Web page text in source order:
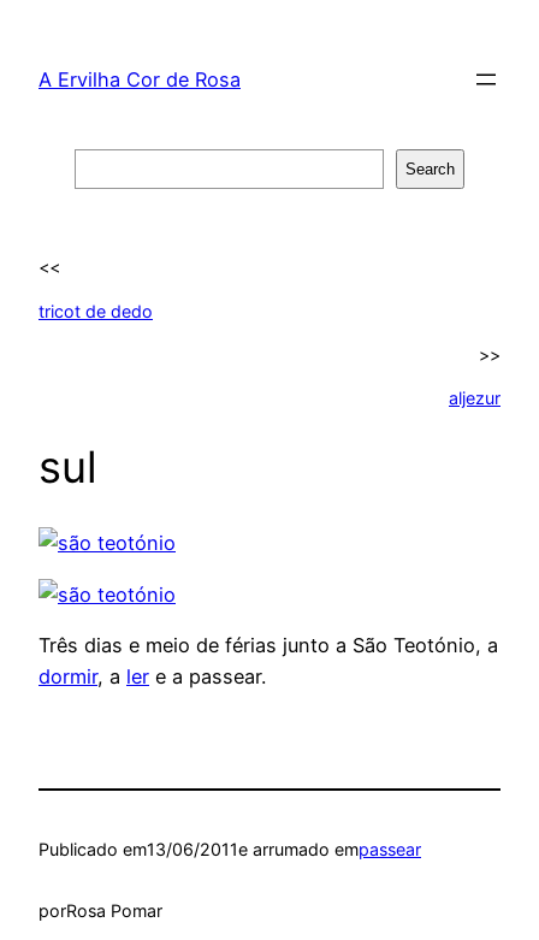
content
A Ervilha Cor de Rosa
Search
<<
tricot de dedo
>>
aljezur
sul
Três dias e meio de férias junto a São Teotónio, a
dormir, a ler e a passear.
Publicado em13/06/2011e arrumado empassear
porRosa Pomar